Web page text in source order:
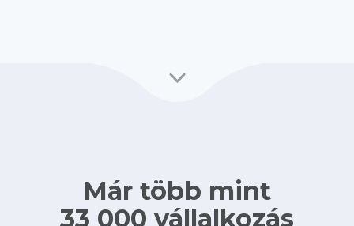
Már több mint
33 000 vállalkozás